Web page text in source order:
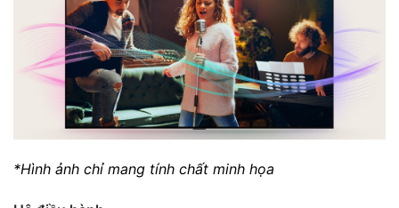
*Hình ảnh chỉ mang tính chất minh họa